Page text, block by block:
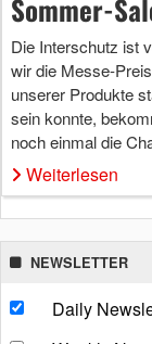
Sommer-
Die Interschutz ist
wir die Messe-
unserer Produkte
sein konnte,
noch einmal die
Weiterlesen
NEWSLETTER
Daily